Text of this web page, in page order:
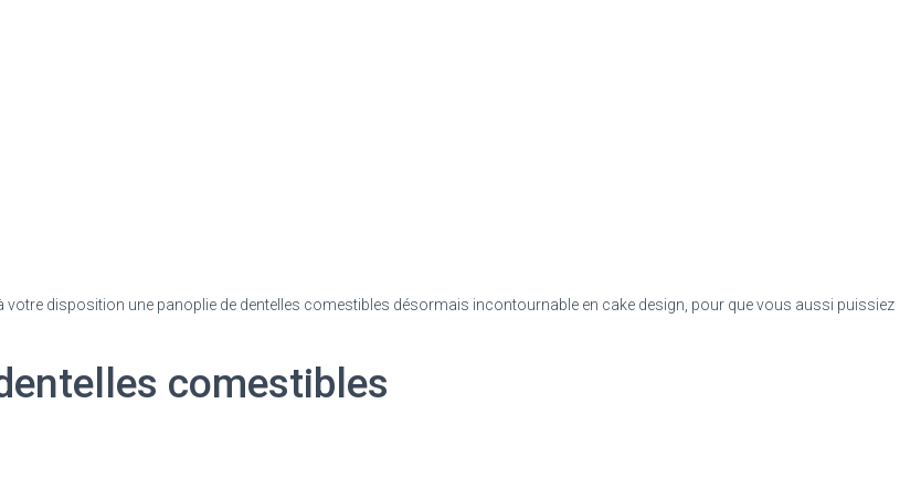
votre disposition une panoplie de dentelles comestibles désormais incontournable en cake design, pour que vous aussi puissiez
comestibles